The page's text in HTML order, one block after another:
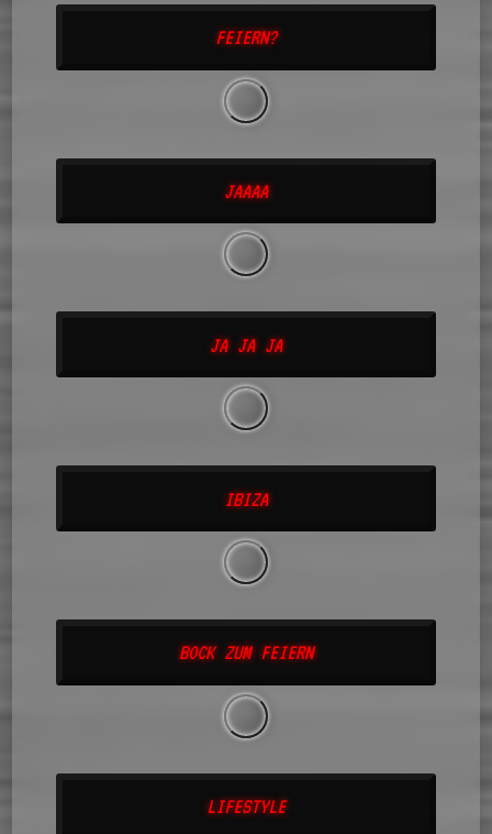
FEIERN?
JAAAA
JA JA JA
IBIZA
BOCK ZUM FEIERN
LIFESTYLE